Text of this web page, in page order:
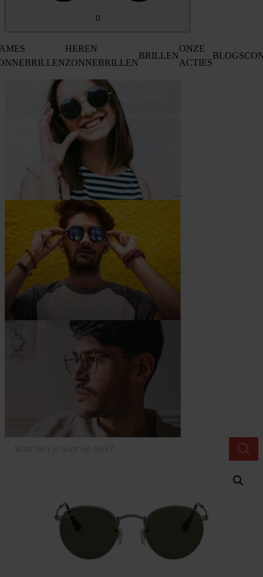
0
HEREN
ZONNEBRILLEN
BRILLEN
ONZE
ACTIES
BLOGS